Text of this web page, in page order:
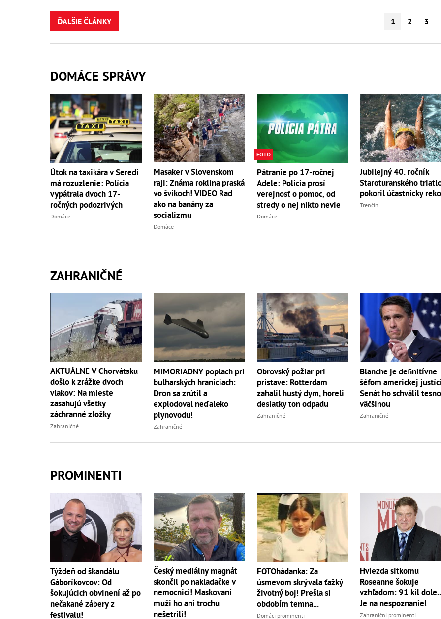
ĎALŠIE ČLÁNKY 1 2 3
DOMÁCE SPRÁVY
Útok na taxikára v Seredi
má rozuzlenie: Polícia
vypátrala dvoch 17-
ročných podozrivých
Domáce
Masaker v Slovenskom
raji: Známa roklina praská
vo švíkoch! VIDEO Rad
ako na banány za
socializmu
Domáce
FOTO
Pátranie po 17-ročnej
Adele: Polícia prosí
verejnosť o pomoc, od
stredy o nej nikto nevie
Domáce
Jubilejný 40. ročník
Staroturanského
pokoril účastnícky
Trenčín
ZAHRANIČNÉ
AKTUÁLNE V Chorvátsku
došlo k zrážke dvoch
vlakov: Na mieste
zasahujú všetky
záchranné zložky
Zahraničné
MIMORIADNY poplach pri
bulharských hraniciach:
Dron sa zrútil a
explodoval neďaleko
plynovodu!
Zahraničné
Obrovský požiar pri
prístave: Rotterdam
zahalil hustý dym, horeli
desiatky ton odpadu
Zahraničné
Blanche je definitívne
šéfom americkej
Senát ho schválil
väčšinou
Zahraničné
PROMINENTI
Týždeň od škandálu
Gáboríkovcov: Od
šokujúcich obvinení až po
nečakané zábery z
festivalu!
Český mediálny magnát
skončil po nakladačke v
nemocnici! Maskovaní
muži ho ani trochu
nešetrili!
FOTOhádanka: Za
úsmevom skrývala ťažký
životný boj! Prešla si
obdobím temna...
Domáci prominenti
Hviezda sitkomu
Roseanne šokuje
vzhľadom: 91 kíl
Je na nespoznanie!
Zahraniční prominenti